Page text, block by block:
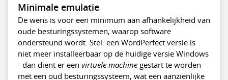
Minimale emulatie
De wens is voor een minimum aan afhankelijkheid van
oude besturingssystemen, waarop software
ondersteund wordt. Stel: een WordPerfect versie is
niet meer installeerbaar op de huidige versie Windows
- dan dient er een virtuele machinegestart te worden
met een oud besturingssysteem, wat een aanzienlijke